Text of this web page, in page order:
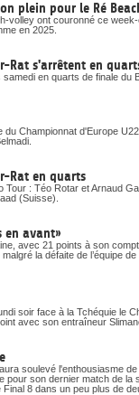
plein pour le Ré
volley ont couronné ce
en 2025.
Rat s'arrêtent en
en quarts de finale du
Championnat d'Europe
Rat en quarts
: Téo Rotar et Arnaud
(Suisse).
en avant»
avec 21 points à son
la défaite de l’équipe
soir face à la Tchéquie le
avec son entraîneur
soulevé l'enthousiasme
son dernier match de la
8 dans un peu plus de